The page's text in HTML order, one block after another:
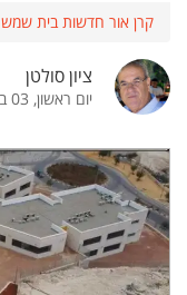
קרן אור חדשות בית שמש
ציון סולטן
יום ראשון, 03 בספטמבר 2023, 03:36